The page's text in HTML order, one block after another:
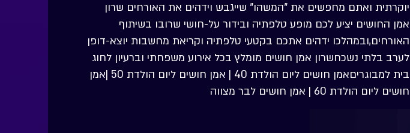
יוקרתית ואתם מחפשים את "המשהו" שייגבש וידהים את האורחים שרון
אמן החושים יציע לכם מופע טלפתיה ובידור על-חושי שרובו בשיתוף
האורחים,ובמהלכו ידהים אתכם בקטעי טלפתיה וקריאת מחשבות יוצא-דופן
לערב בלתי נשכחשרון אמן חושים מומלץ בכל אירוע משפחתי וברעיון לחוג
בית למבוגריםאמן חושים ליום הולדת 40 | אמן חושים ליום הולדת 50 |אמן
חושים ליום הולדת 60 | אמן חושים לבר מצווה